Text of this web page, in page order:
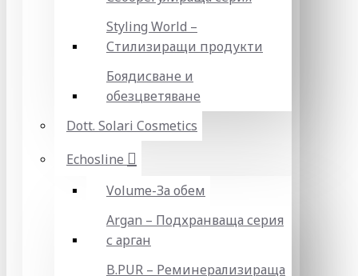
Styling World –
Стилизиращи продукти
Боядисване и
обезцветяване
Dott. Solari Cosmetics
Echosline
Volume-За обем
Argan – Подхранваща серия
с арган
B.PUR – Реминерализираща